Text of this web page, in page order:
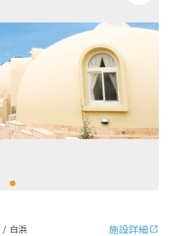
施設詳細
白浜